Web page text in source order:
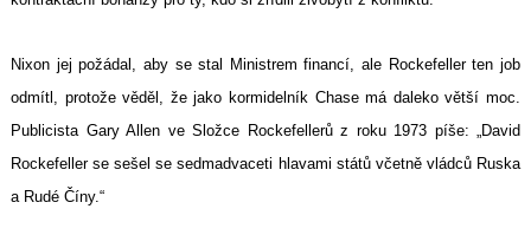
Nixon jej požádal, aby se stal Ministrem financí, ale Rockefeller ten job
odmítl, protože věděl, že jako kormidelník Chase má daleko větší moc.
Publicista Gary Allen ve Složce Rockefellerů z roku 1973 píše: „David
Rockefeller se sešel se sedmadvaceti hlavami států včetně vládců Ruska
a Rudé Číny.“